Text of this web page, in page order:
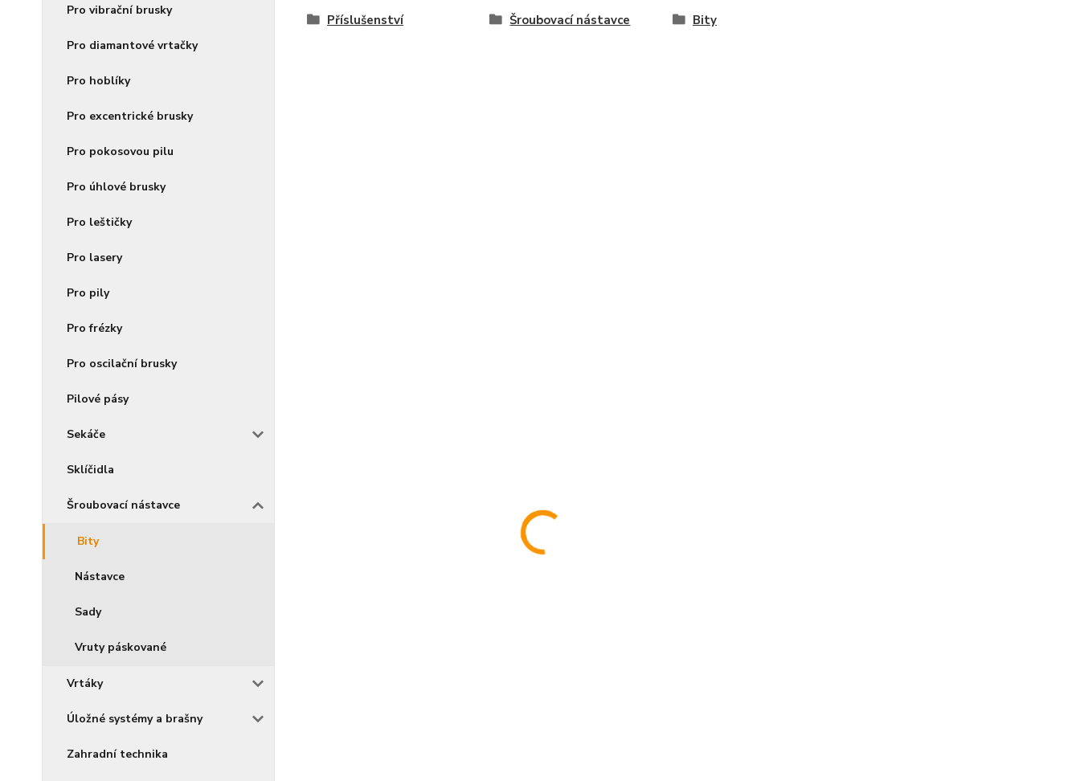
Pro vibrační brusky
Pro diamantové vrtačky
Pro hoblíky
Pro excentrické brusky
Pro pokosovou pilu
Pro úhlové brusky
Pro leštičky
Pro lasery
Pro pily
Pro frézky
Pro oscilační brusky
Pilové pásy
Sekáče
Sklíčidla
Šroubovací nástavce
Bity
Nástavce
Sady
Vruty páskované
Vrtáky
Úložné systémy a brašny
Zahradní technika
Příslušenství Šroubovací nástavce Bity